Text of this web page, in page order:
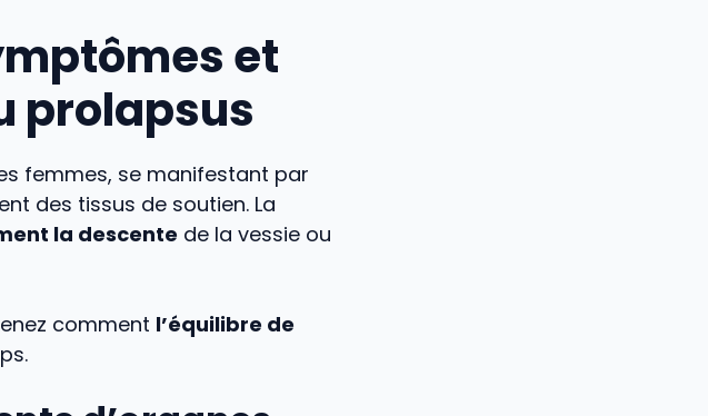
et
prolapsus
femmes, se manifestant par
des tissus de soutien. La
la descente de la vessie ou
comment l’équilibre de